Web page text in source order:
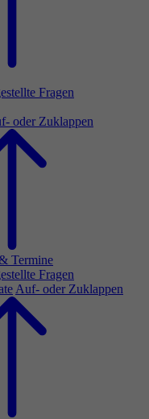
Fragen
oder Zuklappen
Termine
Fragen
Auf- oder Zuklappen